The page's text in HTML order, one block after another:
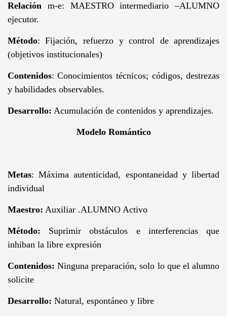
Relaciónm-e: MAESTRO intermediario –ALUMNO
ejecutor.
Método: Fijación, refuerzo y control de aprendizajes
(objetivos institucionales)
Contenidos: Conocimientos técnicos; códigos, destrezas
y habilidades observables.
Desarrollo: Acumulación de contenidos y aprendizajes.
Modelo Romántico
Metas: Máxima autenticidad, espontaneidad y libertad
individual
Maestro: Auxiliar .ALUMNO Activo
Método: Suprimir obstáculos e interferencias que
inhiban la libre expresión
Contenidos: Ninguna preparación, solo lo que el alumno
solicite
Desarrollo: Natural, espontáneo y libre